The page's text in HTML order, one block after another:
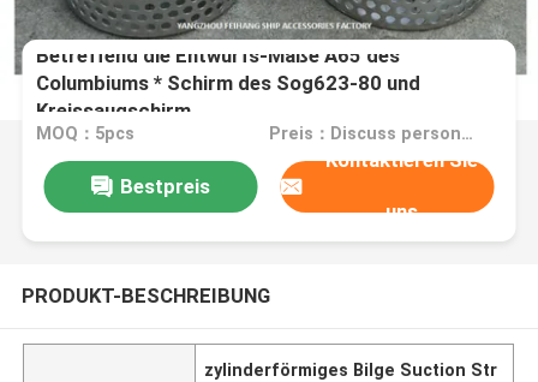
Betreffend die Entwurfs-Maße A65 des
Columbiums * Schirm des Sog623-80 und
Kreissaugschirm
MOQ：5pcs Preis：Discuss personally
Bestpreis
Kontaktieren Sie
uns
PRODUKT-BESCHREIBUNG
zylinderförmiges Bilge Suction Str